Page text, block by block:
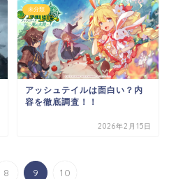
未分類
アッシュテイルは面白い？内
容を徹底調査！！
2026年2月15日
8 9 10